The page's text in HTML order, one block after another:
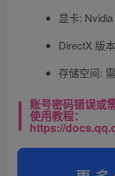
显卡:
DirectX 版
存储空间:
账号密码错误或
使用教程：
https://